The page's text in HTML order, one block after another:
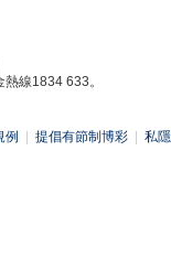
線1834 633。
例 提倡有節制博彩 私